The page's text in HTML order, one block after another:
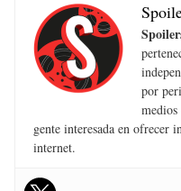
por
gente interesada en ofrecer
internet.